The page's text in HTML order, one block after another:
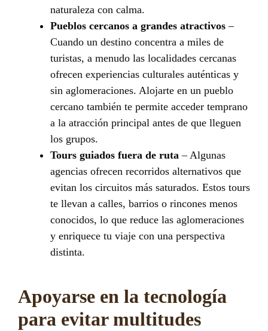
naturaleza con calma.
Pueblos cercanos a grandes atractivos –
Cuando un destino concentra a miles de
turistas, a menudo las localidades cercanas
ofrecen experiencias culturales auténticas y
sin aglomeraciones. Alojarte en un pueblo
cercano también te permite acceder temprano
a la atracción principal antes de que lleguen
los grupos.
Tours guiados fuera de ruta – Algunas
agencias ofrecen recorridos alternativos que
evitan los circuitos más saturados. Estos tours
te llevan a calles, barrios o rincones menos
conocidos, lo que reduce las aglomeraciones
y enriquece tu viaje con una perspectiva
distinta.
Apoyarse en la tecnología
para evitar multitudes